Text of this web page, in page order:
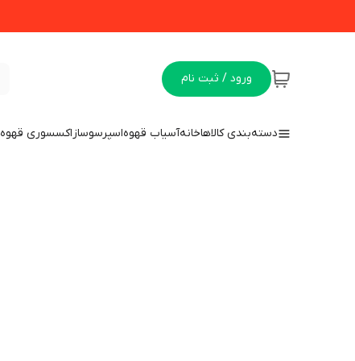
ورود / ثبت نام
دسته‌بندی کالاهاخانهآسیاب قهوهاسپرسوسازاکسسوری قهوه